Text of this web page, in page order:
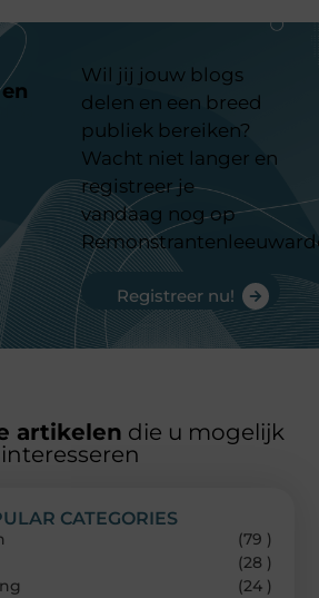
Wil jij jouw blogs
delen en een breed
publiek bereiken?
Wacht niet langer en
registreer je
vandaag nog op
Registreer nu!
artikelen die u mogelijk
interesseren
CATEGORIES
(79 )
(28 )
(24 )